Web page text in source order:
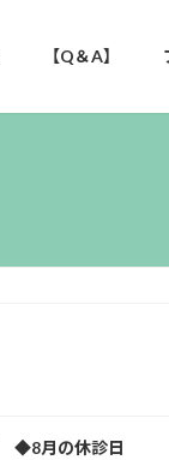
【Q＆A】
◆8月の休診日